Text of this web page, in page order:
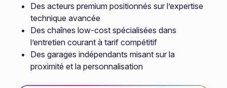
Des acteurs premium positionnés sur l’expertise
technique avancée
Des chaînes low-cost spécialisées dans
l’entretien courant à tarif compétitif
Des garages indépendants misant sur la
proximité et la personnalisation